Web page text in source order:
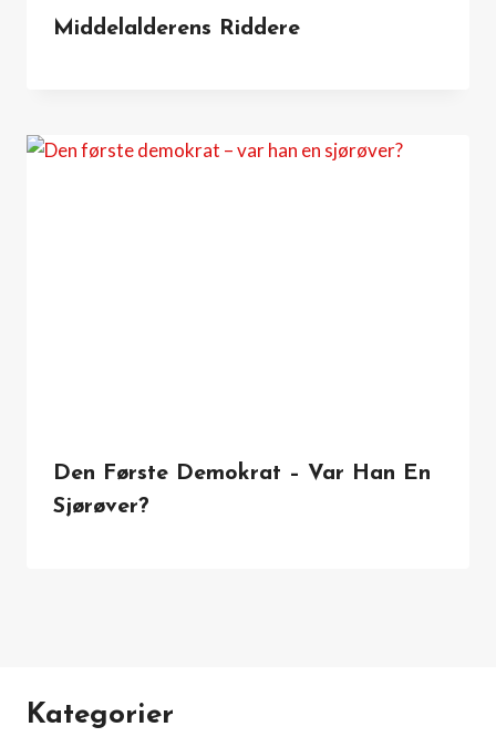
Middelalderens Riddere
Den Første Demokrat – Var Han En
Sjørøver?
Kategorier